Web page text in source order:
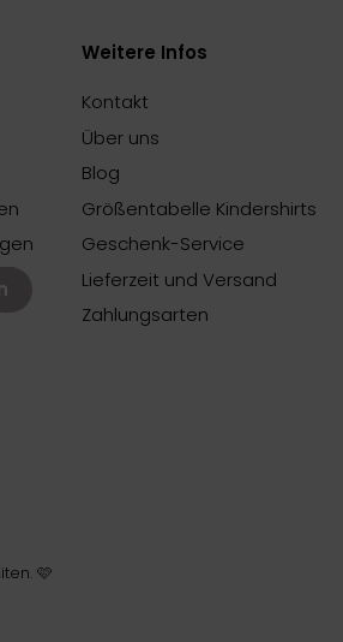
Weitere Infos
Kontakt
Über uns
Blog
Größentabelle Kindershirts
Geschenk-Service
Lieferzeit und Versand
Zahlungsarten
. 🩷